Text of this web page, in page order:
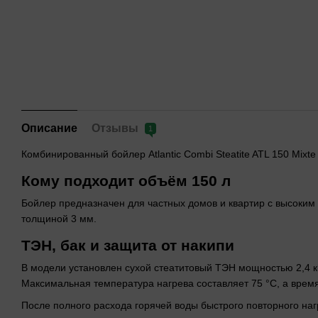
Описание Отзывы 1
Комбинированный бойлер Atlantic Combi Steatite ATL 150
Кому подходит объём 150 л
Бойлер предназначен для частных домов и квартир с
толщиной 3 мм.
ТЭН, бак и защита от накипи
В модели установлен сухой стеатитовый ТЭН мощностью 2,4
Максимальная температура нагрева составляет 75 °C, а
После полного расхода горячей воды быстрого повторного